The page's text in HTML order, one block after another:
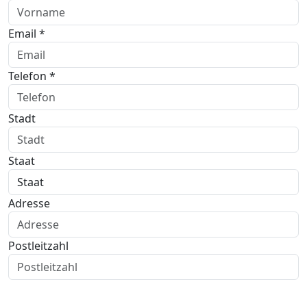
Email *
Telefon *
Stadt
Staat
Adresse
Postleitzahl